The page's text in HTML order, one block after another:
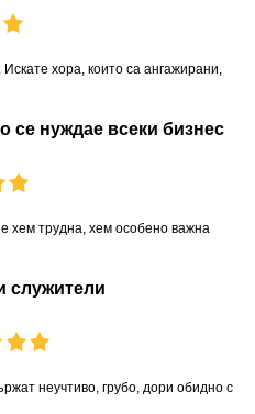
хора, които са ангажирани,
се нуждае всеки бизнес
хем трудна, хем особено важна
служители
неучтиво, грубо, дори обидно с